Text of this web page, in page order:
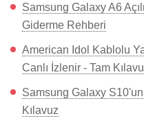
Samsung Galaxy A6
Giderme Rehberi
American Idol Kablolu
Canlı İzlenir - Tam
Samsung Galaxy S10'un
Kılavuz